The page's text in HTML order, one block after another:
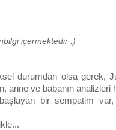
içermektedir :)
durumdan olsa gerek,
anne ve babanın analizleri
bir sempatim